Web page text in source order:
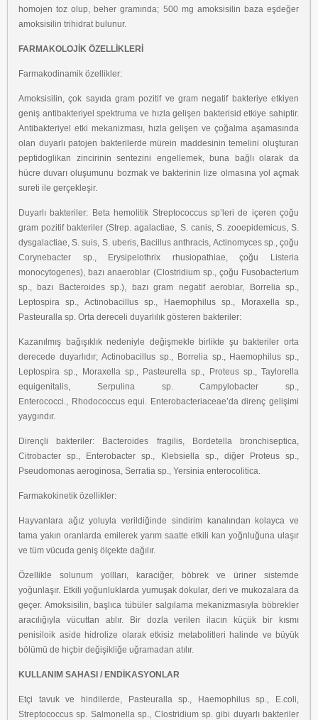
homojen toz olup, beher gramında; 500 mg amoksisilin baza eşdeğer
amoksisilin trihidrat bulunur.
FARMAKOLOJİK ÖZELLİKLERİ
Farmakodinamik özellikler:
Amoksisilin, çok sayıda gram pozitif ve gram negatif bakteriye etkiyen
geniş antibakteriyelspektruma ve hızla gelişen bakterisid etkiye sahiptir.
Antibakteriyel etki mekanizması, hızlagelişen ve çoğalma aşamasında
olan duyarlı patojen bakterilerde mürein maddesinin temelini oluşturan
peptidoglikan zincirinin sentezini engellemek, buna bağlı olarak da
hücre duvarıoluşumunu bozmak ve bakterinin lize olmasına yol açmak
sureti ile gerçekleşir.
Duyarlı bakteriler: Beta hemolitik Streptococcus sp’leri de içeren çoğu
gram pozitif bakteriler(Strep. agalactiae, S. canis, S. zooepidemicus, S.
dysgalactiae, S. suis, S. uberis, Bacillusanthracis, Actinomyces sp., çoğu
Corynebacter sp., Erysipelothrix rhusiopathiae, çoğu
Listeria
monocytogenes), bazı anaeroblar (Clostridium sp., çoğu Fusobacterium
sp., bazı
Bacteroides sp.), bazı gram negatif aeroblar, Borrelia sp.,
Leptospira sp., Actinobacillus sp.,
Haemophilus sp., Moraxella sp.,
Pasteuralla sp. Orta dereceli duyarlılık gösteren bakteriler:
Kazanılmış bağışıklık nedeniyle değişmekle birlikte şu bakteriler orta
derecede duyarlıdır;Actinobacillus sp., Borrelia sp., Haemophilus sp.,
Leptospira sp., Moraxella sp., Pasteurellasp., Proteus sp., Taylorella
equigenitalis, Serpulina sp. Campylobacter sp.,
Enterococci., Rhodococcus equi. Enterobacteriaceae’da direnç gelişimi
yaygındır.
Dirençli bakteriler: Bacteroides fragilis, Bordetella bronchiseptica,
Citrobacter sp.,
Enterobacter sp., Klebsiella sp., diğer Proteus sp.,
Pseudomonas aeroginosa, Serratia sp., Yersinia enterocolitica.
Farmakokinetik özellikler:
Hayvanlara ağız yoluyla verildiğinde sindirim kanalından kolayca ve
tama yakın oranlarda emilerek yarım saatte etkili kan yoğnluğuna ulaşır
ve tüm vücuda geniş ölçekte dağılır.
Özellikle solunum yollları, karaciğer, böbrek ve üriner sistemde
yoğunlaşır. Etkili yoğunluklarda yumuşak dokular, deri ve mukozalara da
geçer. Amoksisilin, başlıca tübüler salgılama mekanizmasıyla böbrekler
aracılığıyla vücuttan atılır. Bir dozla verilen ilacın küçük
bir kısmı
penisiloik aside hidrolize olarak etkisiz metabolitleri halinde ve büyük
bölümü de hiçbir değişikliğe uğramadan atılır.
KULLANIM SAHASI / ENDİKASYONLAR
Etçi tavuk ve hindilerde, Pasteuralla sp., Haemophilus sp., E.coli,
Streptococcus sp. Salmonella sp., Clostridium sp. gibi duyarlı bakteriler